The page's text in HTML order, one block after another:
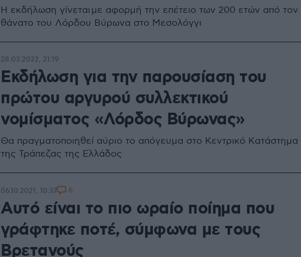
Η εκδήλωση γίνεται με αφορμή την επέτειο των 200 ετών από τον
θάνατο του Λόρδου Βύρωνα στο Μεσολόγγι
Εκδήλωση για την παρουσίαση του
πρώτου αργυρού συλλεκτικού
νομίσματος «Λόρδος Βύρωνας»
Θα πραγματοποιηθεί αύριο το απόγευμα στο Κεντρικό Κατάστημα
της Τράπεζας της Ελλάδος
28.03.2022, 21:19
Αυτό είναι το πιο ωραίο ποίημα που
γράφτηκε ποτέ, σύμφωνα με τους
Βρετανούς
06.10.2021, 10:37 6